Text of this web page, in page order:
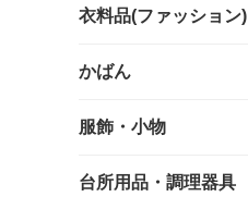
衣料品(ファッション)
かばん
服飾・小物
台所用品・調理器具